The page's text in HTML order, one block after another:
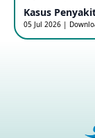
Kasus
Kasus
05 Jul 2026 |